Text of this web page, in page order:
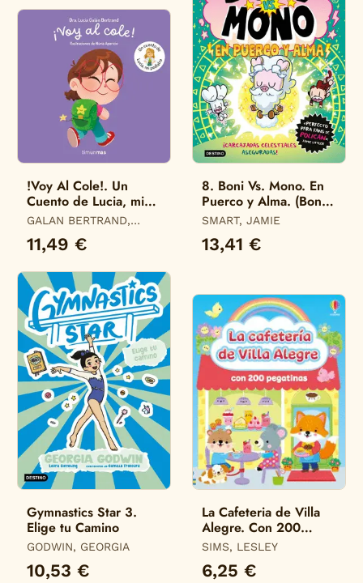
!Voy Al Cole!. Un
Cuento de Lucia, mi
Pediatra
GALAN BERTRAND,
LUCIA
11,49 €
8. Boni Vs. Mono. En
Puerco y Alma. (Boni
Vs. Mono)
SMART, JAMIE
13,41 €
Gymnastics Star 3.
Elige tu Camino
GODWIN, GEORGIA
10,53 €
La Cafeteria de Villa
Alegre. Con 200
Pegatinas
SIMS, LESLEY
6,25 €